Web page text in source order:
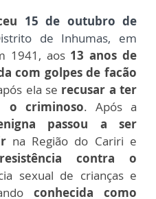
15 de outubro de
de Inhumas, em
1941, aos 13 anos de
com golpes de facão
ela se recusar a ter
o criminoso. Após a
passou a ser
na Região do Cariri e
contra o
sexual de crianças e
conhecida como